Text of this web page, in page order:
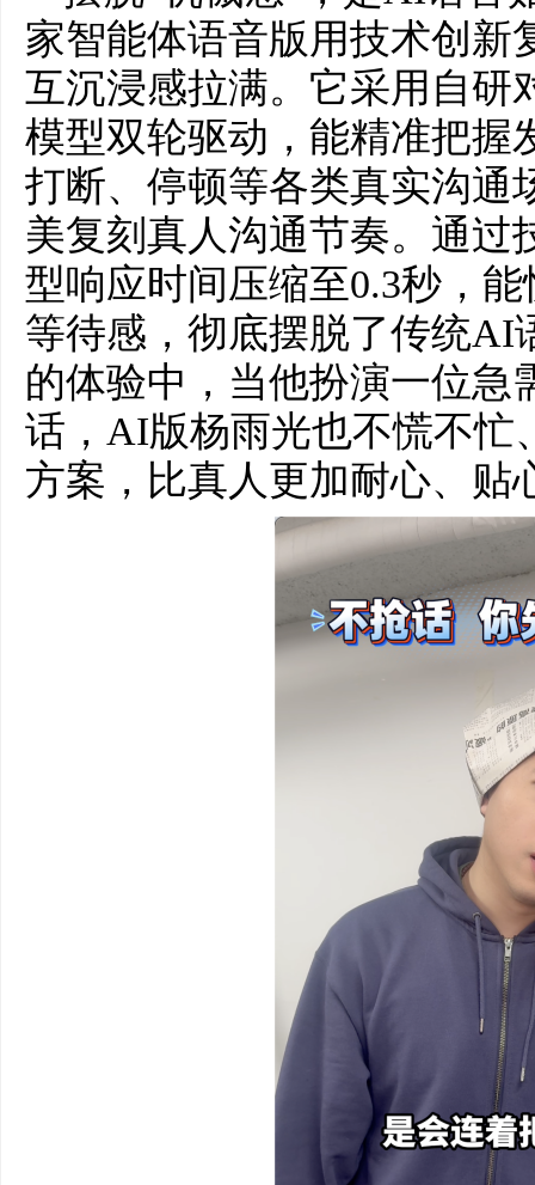
家智能体语音版用技术创新
互沉浸感拉满。它采用自研
模型双轮驱动，能精准把握
打断、停顿等各类真实沟通
美复刻真人沟通节奏。通过
型响应时间压缩至0.3秒，
等待感，彻底摆脱了传统AI
的体验中，当他扮演一位急
话，AI版杨雨光也不慌不忙
方案，比真人更加耐心、贴